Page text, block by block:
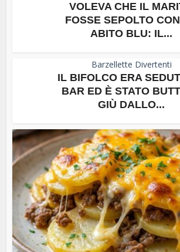
VOLEVA CHE IL
FOSSE SEPOLTO
ABITO BLU: IL...
Barzellette Divertenti
IL BIFOLCO ERA
BAR ED È STATO
GIÙ DALLO...